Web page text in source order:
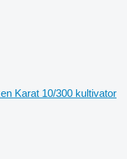
Karat 10/300 kultivator